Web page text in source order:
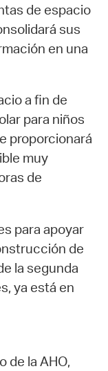
de espacio
sus
en una
a fin de
para niños
proporcionará
muy
de
para apoyar
de
la segunda
ya está en
de la AHO,